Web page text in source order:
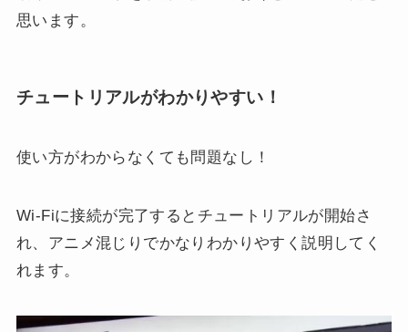
思います。
チュートリアルがわかりやすい！
使い方がわからなくても問題なし！
Wi-Fiに接続が完了するとチュートリアルが開始さ
れ、アニメ混じりでかなりわかりやすく説明してく
れます。